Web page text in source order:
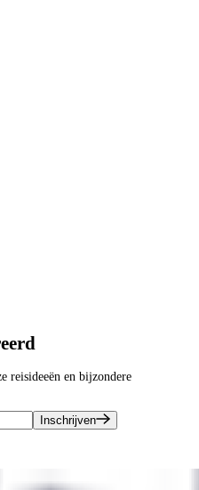
reisideeën en bijzondere
Inschrijven